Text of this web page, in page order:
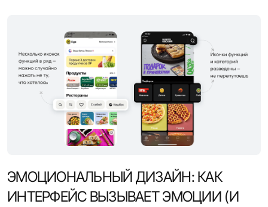
ЭМОЦИОНАЛЬНЫЙ ДИЗАЙН: КАК
ИНТЕРФЕЙС ВЫЗЫВАЕТ ЭМОЦИИ (И